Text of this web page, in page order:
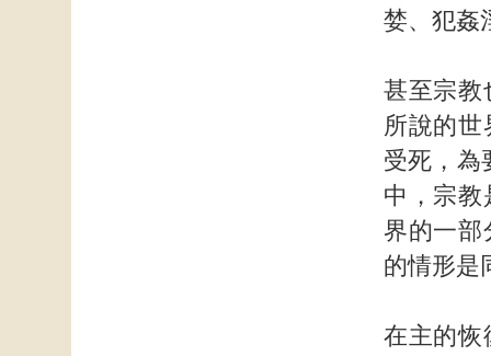
婪、犯姦
甚至宗教
所說的
受死，為
中，宗教
界的一部
的情形是
在主的恢